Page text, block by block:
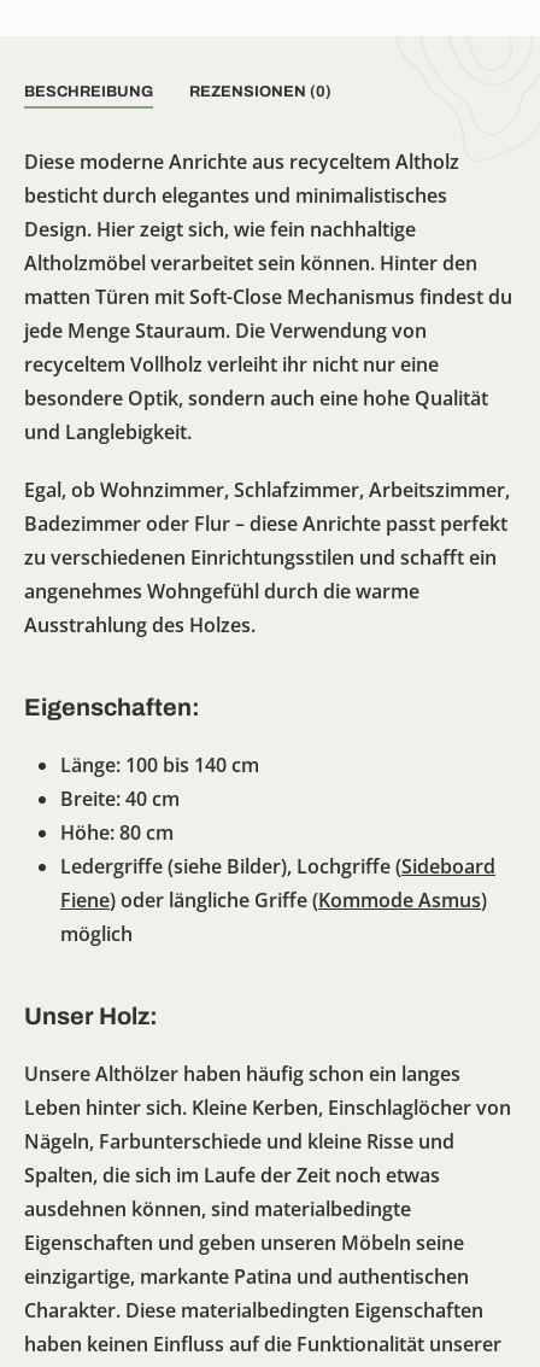
BESCHREIBUNG REZENSIONEN (0)
Diese moderne Anrichte aus recyceltem Altholz
besticht durch elegantes und minimalistisches
Design. Hier zeigt sich, wie fein nachhaltige
Altholzmöbel verarbeitet sein können. Hinter den
matten Türen mit Soft-Close Mechanismus findest du
jede Menge Stauraum. Die Verwendung von
recyceltem Vollholz verleiht ihr nicht nur eine
besondere Optik, sondern auch eine hohe Qualität
und Langlebigkeit.
Egal, ob Wohnzimmer, Schlafzimmer, Arbeitszimmer,
Badezimmer oder Flur – diese Anrichte passt perfekt
zu verschiedenen Einrichtungsstilen und schafft ein
angenehmes Wohngefühl durch die warme
Ausstrahlung des Holzes.
Eigenschaften:
Länge: 100 bis 140 cm
Breite: 40 cm
Höhe: 80 cm
Ledergriffe (siehe Bilder), Lochgriffe (Sideboard
Fiene) oder längliche Griffe (Kommode Asmus)
möglich
Unser Holz:
Unsere Althölzer haben häufig schon ein langes
Leben hinter sich. Kleine Kerben, Einschlaglöcher von
Nägeln, Farbunterschiede und kleine Risse und
Spalten, die sich im Laufe der Zeit noch etwas
ausdehnen können, sind materialbedingte
Eigenschaften und geben unseren Möbeln seine
einzigartige, markante Patina und authentischen
Charakter. Diese materialbedingten Eigenschaften
haben keinen Einfluss auf die Funktionalität unserer